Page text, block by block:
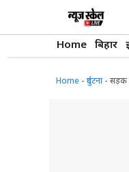
Home बिहार
Home - दुर्घटना - सड़क